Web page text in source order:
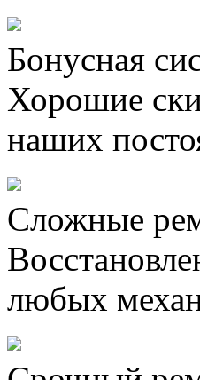
Бонусная
Хорошие
наших
Сложные
любых